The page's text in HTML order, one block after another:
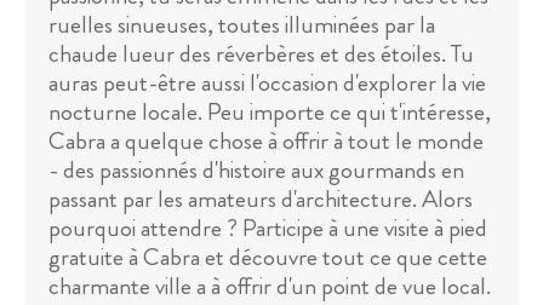
ruelles sinueuses, toutes illuminées par la
chaude lueur des réverbères et des étoiles. Tu
auras peut-être aussi l'occasion d'explorer la vie
nocturne locale. Peu importe ce qui t'intéresse,
Cabra a quelque chose à offrir à tout le monde
- des passionnés d'histoire aux gourmands en
passant par les amateurs d'architecture. Alors
pourquoi attendre ? Participe à une visite à pied
gratuite à Cabra et découvre tout ce que cette
charmante ville a à offrir d'un point de vue local.